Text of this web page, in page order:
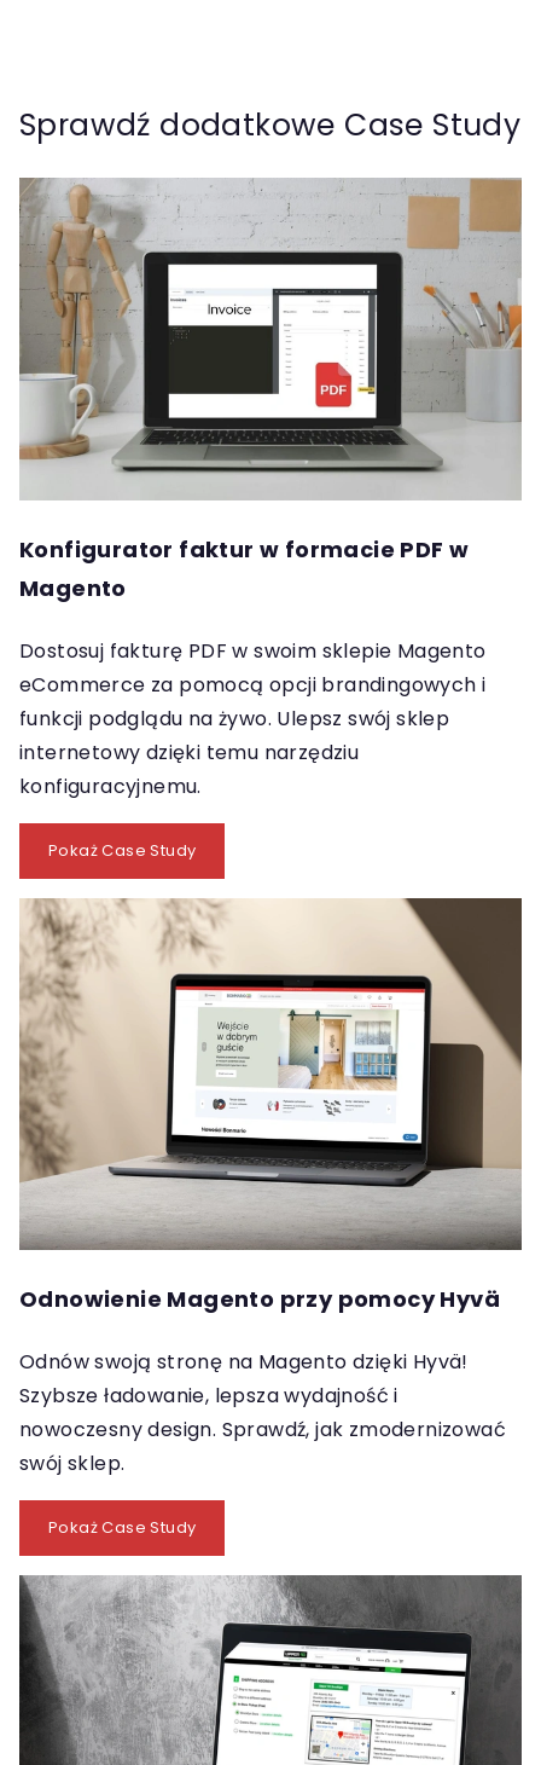
Sprawdź dodatkowe Case Study
Konfigurator faktur w formacie PDF w
Magento
Dostosuj fakturę PDF w swoim sklepie Magento
eCommerce za pomocą opcji brandingowych i
funkcji podglądu na żywo. Ulepsz swój sklep
internetowy dzięki temu narzędziu
konfiguracyjnemu.
Pokaż Case Study
Odnowienie Magento przy pomocy Hyvä
Odnów swoją stronę na Magento dzięki Hyvä!
Szybsze ładowanie, lepsza wydajność i
nowoczesny design. Sprawdź, jak zmodernizować
swój sklep.
Pokaż Case Study